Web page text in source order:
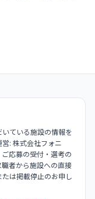
ている施設の情報を
: 株式会社フォニ
応募の受付・選考の
者から施設への直接
は掲載停止のお申し